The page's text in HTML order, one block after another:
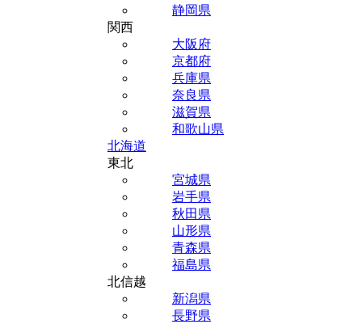
静岡県
関西
大阪府
京都府
兵庫県
奈良県
滋賀県
和歌山県
北海道
東北
宮城県
岩手県
秋田県
山形県
青森県
福島県
北信越
新潟県
長野県